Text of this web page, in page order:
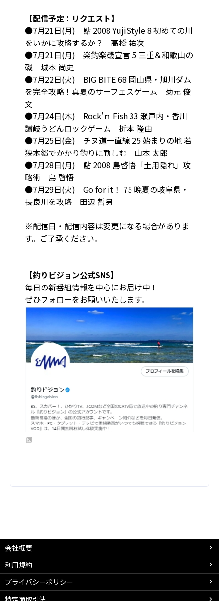
【配信予定：リクエスト】
●7月21日(月) 鮎 2008 YujiStyle 8 初めての川
をいかに攻略するか？ 高橋 祐次
●7月21日(月) 楽釣楽磯宣言 5 三重＆和歌山の
磯 城本 尚史
●7月22日(火) BIG BITE 68 岡山県・旭川ダム
を完全攻略！真夏のサーフェスゲーム 菊元 俊
文
●7月24日(木) Rock'ｎ Fish 33 瀬戸内・香川
讃岐うどんロックゲーム 折本 隆由
●7月25日(金) チヌ道一直線 25 始まりの地 若
狭本郷でかかり釣りに勤しむ 山本 太郎
●7月28日(月) 鮎 2008 島啓悟「土用隠れ」攻
略術 島 啓悟
●7月29日(火) Go for it！ 75 晩夏の岐阜県・
長良川を攻略 田辺 哲男
※配信日・配信内容は変更になる場合がありま
す。ご了承ください。
【釣りビジョン公式SNS】
毎日の新番組情報を中心にお届け中！
ぜひフォローをお願いいたします。
会社概要
利用規約
プライバシーポリシー
特定商取引法